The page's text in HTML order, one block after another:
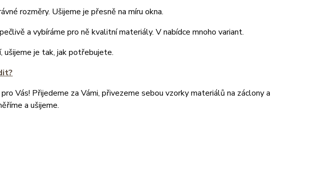
rozměry. Ušijeme je přesně na míru okna.
a vybíráme pro ně kvalitní materiály. V nabídce mnoho variant.
ušijeme je tak, jak potřebujete.
Vás! Přijedeme za Vámi, přivezeme sebou vzorky materiálů na záclony a
a ušijeme.